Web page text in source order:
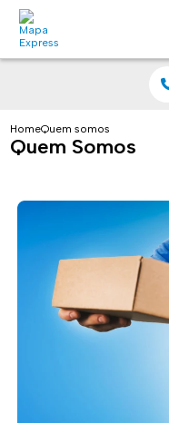
HomeQuem somos
Quem Somos